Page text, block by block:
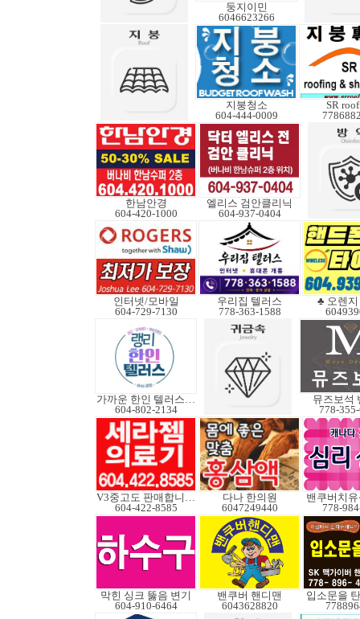
둥지이민
6046623266
지붕청소
604-444-0009
SR
한남안경
604-420-1000
엘리스 검안클리닉
604-937-0404
인터넷/모바일
604-729-7130
우리집 텔러스
778-363-1588
♣ 오렌
가까운 한인 텔러스쿠도
604-802-2134
뮤즈보석
778-
V3중고도 판매합니다.
604-422-8585
다나 한의원
6047249440
밴쿠버치
778-
막힌 싱크 뚫음 변기
604-910-6464
밴쿠버 핸디맨
6043628820
입소문을